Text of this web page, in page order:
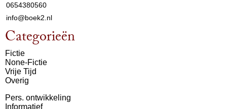
0654380560
info@boek2.nl
Categorieën
Fictie
None-Fictie
Vrije Tijd
Overig
Pers. ontwikkeling
Informatief